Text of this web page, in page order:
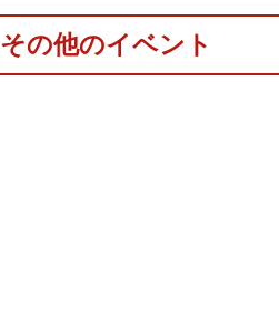
その他のイベント